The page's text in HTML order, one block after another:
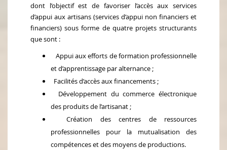
dont l’objectif est de favoriser l’accès aux services
d’appui aux artisans (services d’appui non financiers et
financiers) sous forme de quatre projets structurants
que sont :
Appui aux efforts de formation professionnelle
et d’apprentissage par alternance ;
Facilités d’accès aux financements ;
Développement du commerce électronique
des produits de l’artisanat ;
Création des centres de ressources
professionnelles pour la mutualisation des
compétences et des moyens de productions.